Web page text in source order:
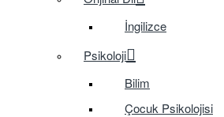
İngilizce
Psikoloji
Bilim
Çocuk Psikolojisi